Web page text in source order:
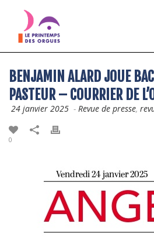
BENJAMIN ALARD JOUE
PASTEUR – COURRIER DE
24 janvier 2025 - Revue de presse,
0